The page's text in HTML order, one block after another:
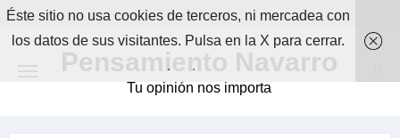
Skip
Pensamiento Navarro
Tu opinión nos importa
Éste sitio no usa cookies de terceros, ni mercadea con
los datos de sus visitantes. Pulsa en la X para cerrar.
.
.